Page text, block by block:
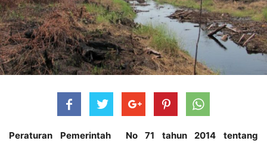
Peraturan Pemerintah No 71 tahun 2014 tentang